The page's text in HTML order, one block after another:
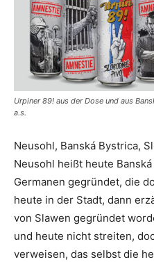
Urpiner 89! aus der Dose und aus
a.s.
Neusohl, Banská Bystrica,
Neusohl heißt heute
Germanen gegründet, die
heute in der Stadt, dann
von Slawen gegründet
und heute nicht streiten,
verweisen, das selbst die